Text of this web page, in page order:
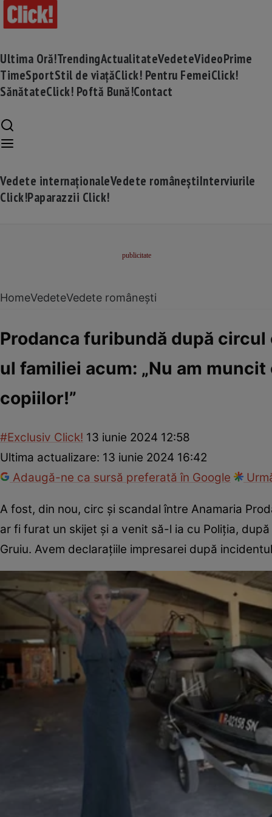
Ultima Oră!TrendingActualitateVedeteVideoPrime
TimeSportStil de viațăClick! Pentru FemeiClick!
SănătateClick! Poftă Bună!Contact
Vedete internaționaleVedete româneștiInterviurile
Click!Paparazzii Click!
HomeVedeteVedete românești
Prodanca furibundă după
ul familiei acum: „Nu am
copiilor!”
#Exclusiv Click! 13 iunie 2024 12:58
Ultima actualizare: 13 iunie 2024 16:42
Adaugă-ne ca sursă preferată în Google
A fost, din nou, circ și scandal între Anamaria
ar fi furat un skijet și a venit să-l ia cu Poliția,
Gruiu. Avem declarațiile impresarei după